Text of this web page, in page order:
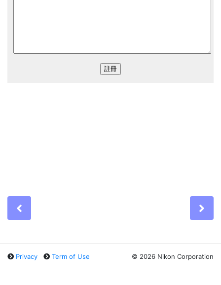
Privacy Term of Use © 2026 Nikon Corporation